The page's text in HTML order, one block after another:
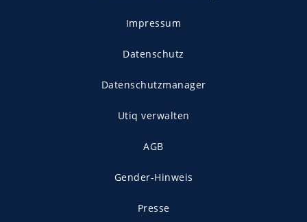
Impressum
Datenschutz
Datenschutzmanager
Utiq verwalten
AGB
Gender-Hinweis
Presse